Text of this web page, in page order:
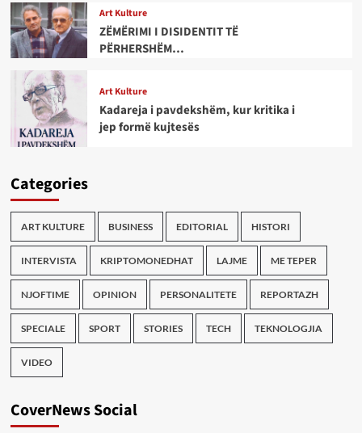
Art Kulture
ZËMËRIMI I DISIDENTIT TË
PËRHERSHËM…
Art Kulture
Kadareja i pavdekshëm, kur kritika i
jep formë kujtesës
Categories
ART KULTURE BUSINESS EDITORIAL HISTORI
INTERVISTA KRIPTOMONEDHAT LAJME ME TEPER
NJOFTIME OPINION PERSONALITETE REPORTAZH
SPECIALE SPORT STORIES TECH TEKNOLOGJIA
VIDEO
CoverNews Social